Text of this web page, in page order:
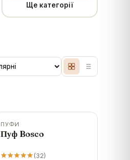
Ще категорії
-14%
ПУФИ
Пуф Bosco
(32)